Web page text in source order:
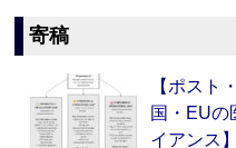
寄稿
【ポスト
国・EUの
イアンス